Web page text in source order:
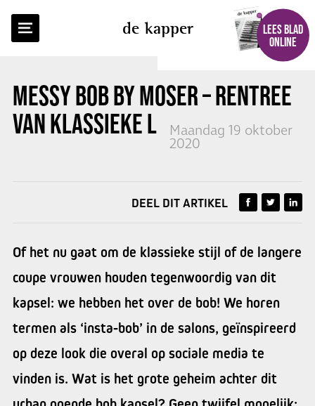
de kapper
LEES BLAD
ONLINE
MESSY BOB BY MOSER– RENTREE
VAN KLASSIEKE LOOKMaandag 19 oktober
2020
TERUG NAAR OVERZICHT
DEEL DIT ARTIKEL
Of het nu gaat om de klassieke stijl of de langere
coupe vrouwen houden tegenwoordig van dit
kapsel: we hebben het over de bob! We horen
termen als ‘insta-bob’ in de salons, geïnspireerd
op deze look die overal op sociale media te
vinden is. Wat is het grote geheim achter dit